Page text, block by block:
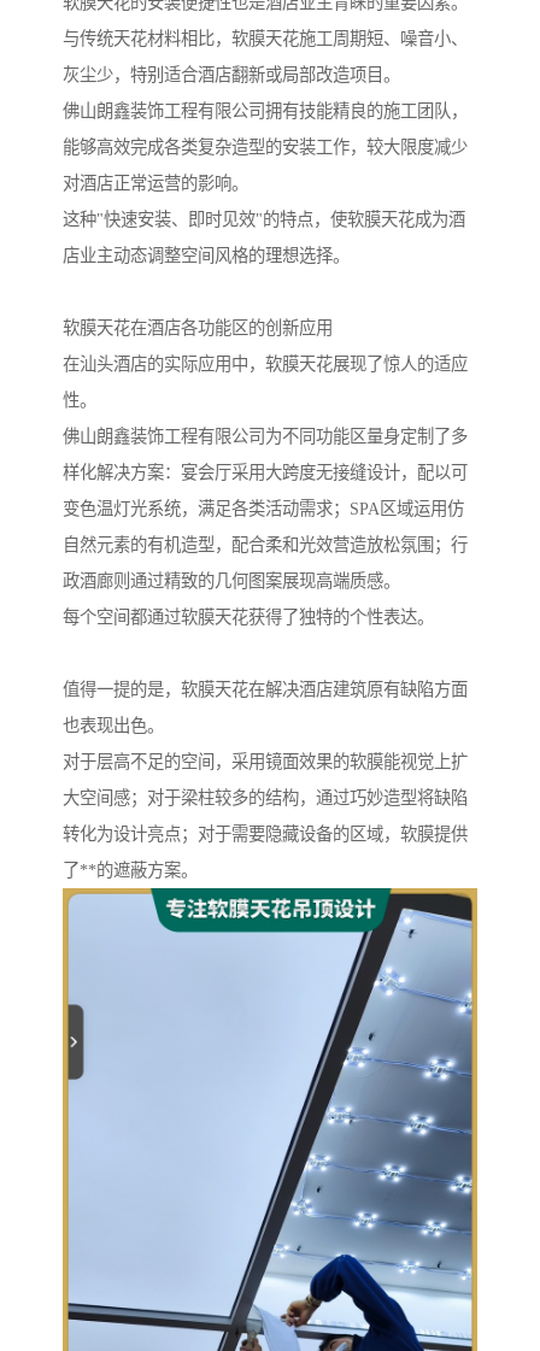
与传统天花材料相比，软膜天花施工周期短、噪音小、
灰尘少，特别适合酒店翻新或局部改造项目。
佛山朗鑫装饰工程有限公司拥有技能精良的施工团队，
能够高效完成各类复杂造型的安装工作，较大限度减少
对酒店正常运营的影响。
这种"快速安装、即时见效"的特点，使软膜天花成为酒
店业主动态调整空间风格的理想选择。
软膜天花在酒店各功能区的创新应用
在汕头酒店的实际应用中，软膜天花展现了惊人的适应
性。
佛山朗鑫装饰工程有限公司为不同功能区量身定制了多
样化解决方案：宴会厅采用大跨度无接缝设计，配以可
变色温灯光系统，满足各类活动需求；SPA区域运用仿
自然元素的有机造型，配合柔和光效营造放松氛围；行
政酒廊则通过精致的几何图案展现高端质感。
每个空间都通过软膜天花获得了独特的个性表达。
值得一提的是，软膜天花在解决酒店建筑原有缺陷方面
也表现出色。
对于层高不足的空间，采用镜面效果的软膜能视觉上扩
大空间感；对于梁柱较多的结构，通过巧妙造型将缺陷
转化为设计亮点；对于需要隐藏设备的区域，软膜提供
了**的遮蔽方案。